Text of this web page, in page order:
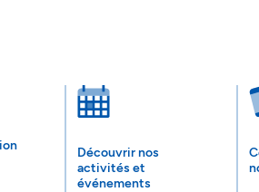
Découvrir nos
activités et
événements